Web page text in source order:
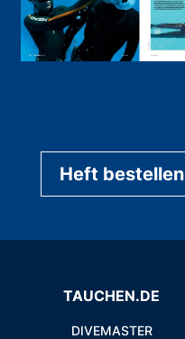
Heft bestellen
TAUCHEN.DE
DIVEMASTER